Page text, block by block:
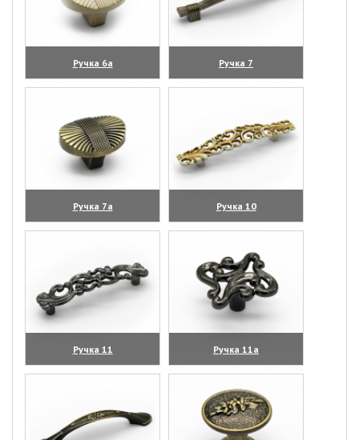
Ручка 6а
(увеличить)
Ручка 7
(увеличить)
Ручка 7а
(увеличить)
Ручка 10
(увеличить)
Ручка 11
(увеличить)
Ручка 11а
(увеличить)